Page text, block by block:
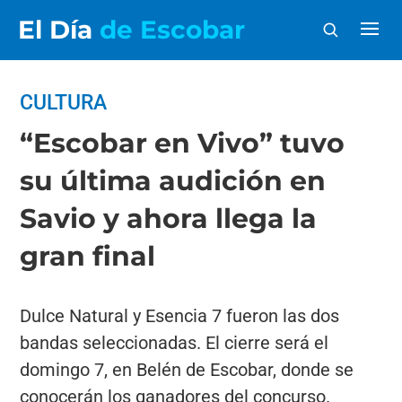
El Día de Escobar
CULTURA
“Escobar en Vivo” tuvo
su última audición en
Savio y ahora llega la
gran final
Dulce Natural y Esencia 7 fueron las dos
bandas seleccionadas. El cierre será el
domingo 7, en Belén de Escobar, donde se
conocerán los ganadores del concurso.